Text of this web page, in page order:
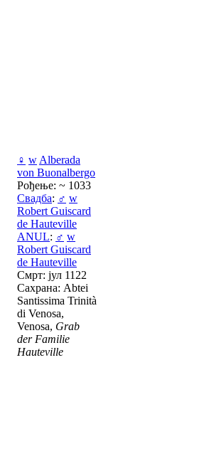
♀ w Alberada
von Buonalbergo
Рођење: ~ 1033
Свадба: ♂ w
Robert Guiscard
de Hauteville
ANUL: ♂ w
Robert Guiscard
de Hauteville
Смрт: јул 1122
Сахрана: Abtei
Santissima Trinità
di Venosa,
Venosa, Grab
der Familie
Hauteville